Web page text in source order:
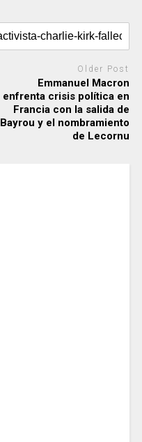
Older Post
Emmanuel Macron
enfrenta crisis política en
Francia con la salida de
Bayrou y el nombramiento
de Lecornu